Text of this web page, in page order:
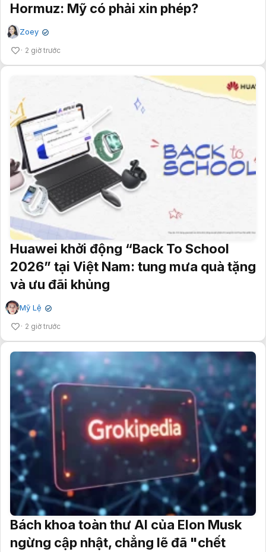
Hormuz: Mỹ có phải xin phép?
Zoey ✔
2 giờ trước
Huawei khởi động “Back To School
2026” tại Việt Nam: tung mưa quà tặng
và ưu đãi khủng
Mỹ Lệ ✔
2 giờ trước
Bách khoa toàn thư AI của Elon Musk
ngừng cập nhật, chẳng lẽ đã "chết